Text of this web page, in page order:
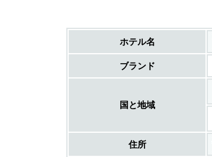
ホテル名
ブランド
国と地域
住所